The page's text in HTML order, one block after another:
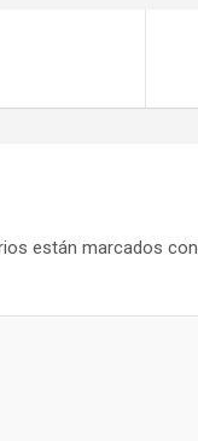
están marcados con